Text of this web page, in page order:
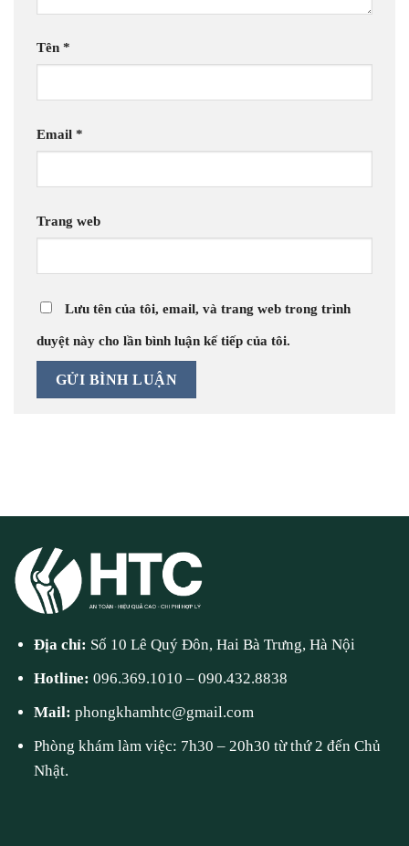
Tên *
Email *
Trang web
Lưu tên của tôi, email, và trang web trong trình
duyệt này cho lần bình luận kế tiếp của tôi.
Địa chỉ: Số 10 Lê Quý Đôn, Hai Bà Trưng, Hà Nội
Hotline:096.369.1010 –090.432.8838
Mail:phongkhamhtc@gmail.com
Phòng khám làm việc: 7h30 – 20h30 từ thứ 2 đến Chủ
Nhật.